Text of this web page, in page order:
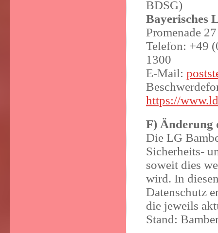
BDSG)
Bayerisches
Promenade
Telefon: +49
1300
E-Mail:
https://
F) Änderung
Die LG
Sicherheits-
soweit dies
wird. In
Datenschutz
die jeweils
Stand: